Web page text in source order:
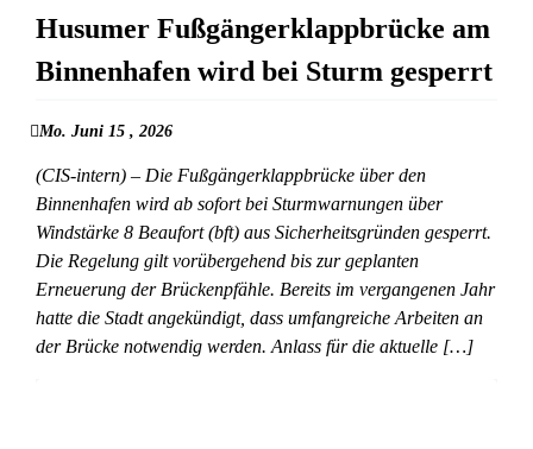
Husumer Fußgängerklappbrücke am
Binnenhafen wird bei Sturm gesperrt
Mo. Juni 15 , 2026
(CIS-intern) – Die Fußgängerklappbrücke über den
Binnenhafen wird ab sofort bei Sturmwarnungen über
Windstärke 8 Beaufort (bft) aus Sicherheitsgründen gesperrt.
Die Regelung gilt vorübergehend bis zur geplanten
Erneuerung der Brückenpfähle. Bereits im vergangenen Jahr
hatte die Stadt angekündigt, dass umfangreiche Arbeiten an
der Brücke notwendig werden. Anlass für die aktuelle […]